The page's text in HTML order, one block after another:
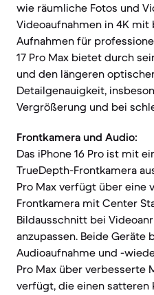
wie räumliche Fotos und
Videoaufnahmen in 4K mit
Aufnahmen für
17 Pro Max bietet durch
und den längeren
Detailgenauigkeit,
Vergrößerung und bei
Frontkamera und Audio:
Das iPhone 16 Pro ist mit
TrueDepth-Frontkamera
Pro Max verfügt über eine
Frontkamera mit Center
Bildausschnitt bei
anzupassen. Beide
Audioaufnahme und -
Pro Max über verbesserte
verfügt, die einen satteren